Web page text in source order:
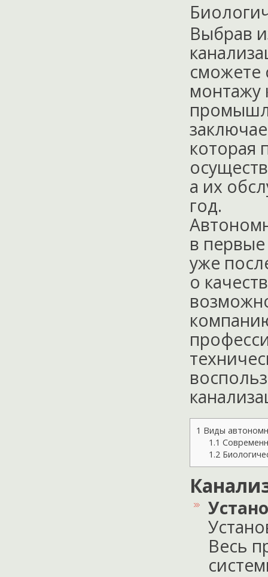
Выбрав
сможете
монтажу
которая
а их
год.
в
уже
о
1 Виды
1.1
1.2
Весь